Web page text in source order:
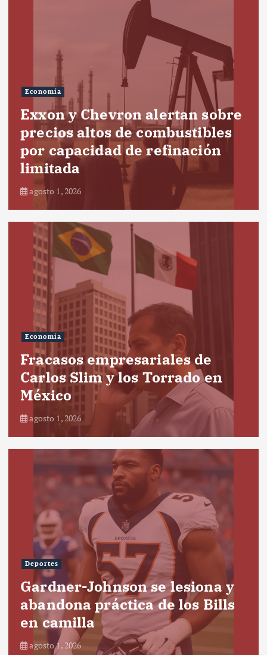
Economía
Exxon y Chevron alertan sobre
precios altos de combustibles
por capacidad de refinación
limitada
agosto 1, 2026
Economía
Fracasos empresariales de
Carlos Slim y los Torrado en
México
agosto 1, 2026
Deportes
Gardner-Johnson se lesiona y
abandona práctica de los Bills
en camilla
agosto 1, 2026